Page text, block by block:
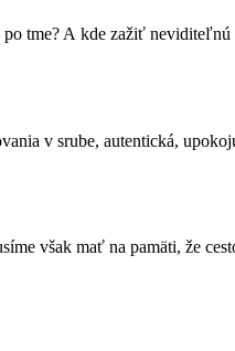
tme? A kde zažiť
v srube, autentická,
však mať na pamäti, že